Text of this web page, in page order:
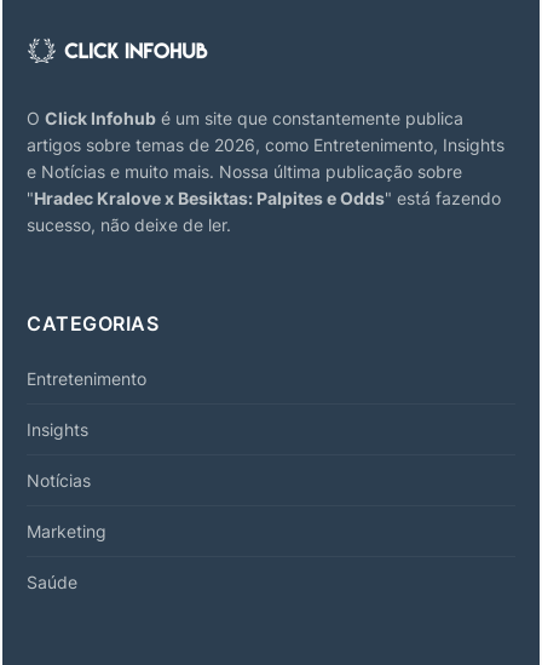
O Click Infohub é um site que constantemente publica
artigos sobre temas de 2026, como Entretenimento, Insights
e Notícias e muito mais. Nossa última publicação sobre
"Hradec Kralove x Besiktas: Palpites e Odds" está fazendo
sucesso, não deixe de ler.
CATEGORIAS
Entretenimento
Insights
Notícias
Marketing
Saúde